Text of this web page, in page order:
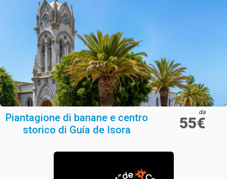
Piantagione di banane e centro
storico di Guía de Isora
da
55€